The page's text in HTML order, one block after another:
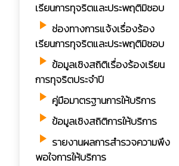
เรียนการทุจริตและประพฤติมิชอบ
play_arrow ช่องทางการแจ้งเรื่องร้อง
เรียนการทุจริตและประพฤติมิชอบ
play_arrow ข้อมูลเชิงสถิติเรื่องร้องเรียน
การทุจริตประจำปี
play_arrow คู่มือมาตรฐานการให้บริการ
play_arrow ข้อมูลเชิงสถิติการให้บริการ
play_arrow รายงานผลการสำรวจความพึง
พอใจการให้บริการ